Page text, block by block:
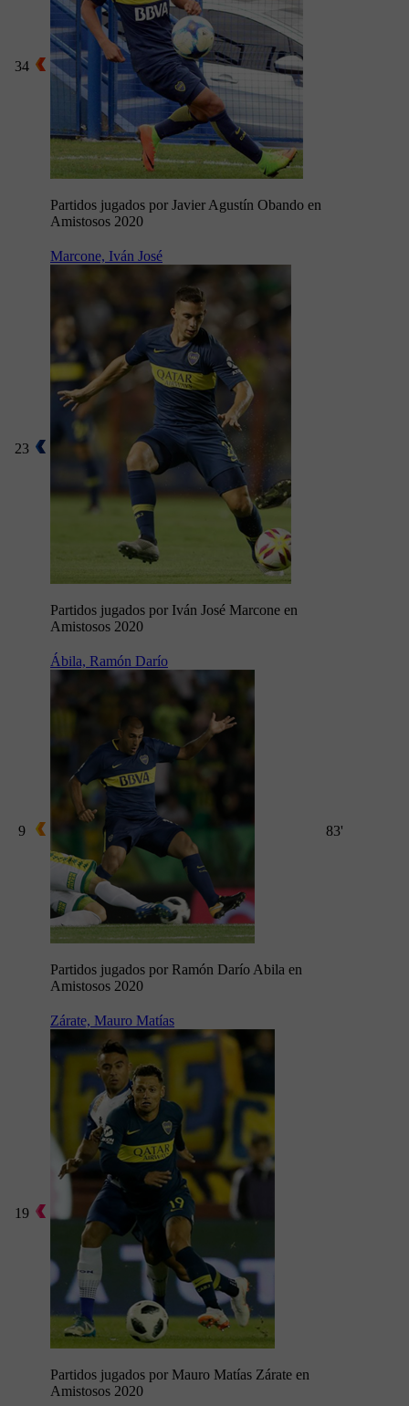
34
Partidos jugados por Javier Agustín Obando en
Amistosos 2020
23
Marcone, Iván José
Partidos jugados por Iván José Marcone en
Amistosos 2020
9
Ábila, Ramón Darío
Partidos jugados por Ramón Darío Abila en
Amistosos 2020
83'
19
Zárate, Mauro Matías
Partidos jugados por Mauro Matías Zárate en
Amistosos 2020